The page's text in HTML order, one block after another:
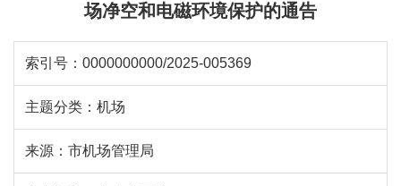
场净空和电磁环境保护的通告
索引号： 0000000000/2025-005369
主题分类： 机场
来源： 市机场管理局